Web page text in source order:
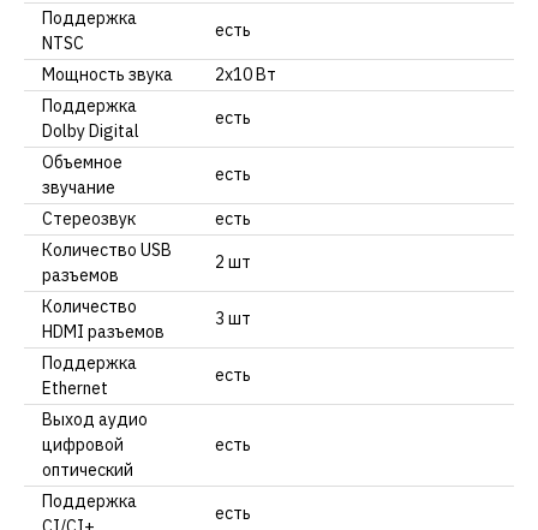
Поддержка
NTSC
есть
Мощность звука
2х10 Вт
Поддержка
Dolby Digital
есть
Объемное
звучание
есть
Стереозвук
есть
Количество USB
разъемов
2 шт
Количество
HDMI разъемов
3 шт
Поддержка
Ethernet
есть
Выход аудио
цифровой
оптический
есть
Поддержка
есть